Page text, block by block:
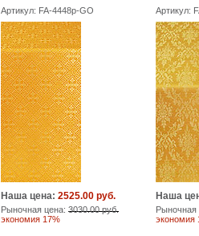
Артикул: FA-4448p-GO Артикул:
Наша цена: 2525.00 руб.
Рыночная цена: 3030.00 руб.
экономия 17%
Наша
экономия